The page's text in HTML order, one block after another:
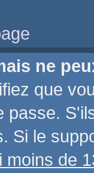
ne
que
passe.
Si le
moins de